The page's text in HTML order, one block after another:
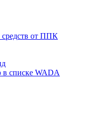
средств от ППК
в списке WADA